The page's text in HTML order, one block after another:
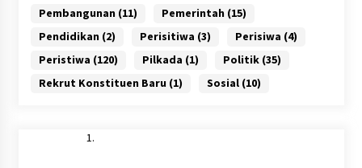
Pembangunan (11) Pemerintah (15)
Pendidikan (2) Perisitiwa (3) Perisiwa (4)
Peristiwa (120) Pilkada (1) Politik(35)
Rekrut Konstituen Baru (1) Sosial(10)